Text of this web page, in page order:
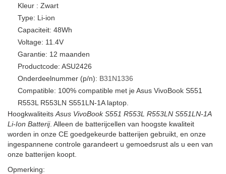
Kleur : Zwart
Type: Li-ion
Capaciteit: 48Wh
Voltage: 11.4V
Garantie: 12 maanden
Productcode: ASU2426
Onderdeelnummer (p/n): B31N1336
Compatible: 100% compatible met je Asus VivoBook S551
R553L R553LN S551LN-1A laptop.
Hoogkwaliteits Asus VivoBook S551 R553L R553LN S551LN-1A
Li-Ion Batterij. Alleen de batterijcellen van hoogste kwaliteit
worden in onze CE goedgekeurde batterijen gebruikt, en onze
ingespannene controle garandeert u gemoedsrust als u een van
onze batterijen koopt.
Opmerking: